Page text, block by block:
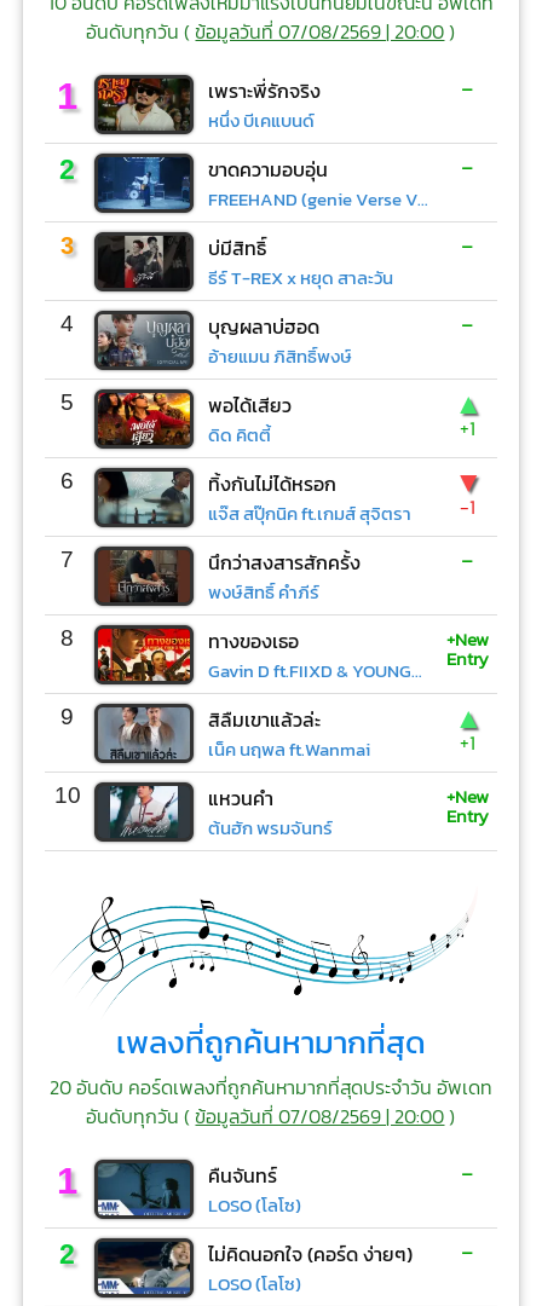
อันดับทุกวัน (ข้อมูลวันที่ 07/08/2569 | 20:00)
1 เพราะพี่รักจริง
หนึ่ง บีเคแบนด์
-
2 ขาดความอบอุ่น
FREEHAND (genie Verse Vol.1)
-
3 บ่มีสิทธิ์
ธีร์ T-REX x หยุด สาละวัน
-
4 บุญผลาบ่ฮอด
อ้ายแมน ภิสิทธิ์พงษ์
-
5 พอได้เสียว
ดิด คิตตี้
▲
+1
6 ทิ้งกันไม่ได้หรอก
แจ๊ส สปุ๊กนิค ft.เกมส์ สุจิตรา
▼
-1
7 นึกว่าสงสารสักครั้ง
พงษ์สิทธิ์ คำภีร์
-
8 ทางของเธอ
Gavin D ft.FIIXD & YOUNGOHM
+New
Entry
9 สิลืมเขาแล้วล่ะ
เน็ค นฤพล ft.Wanmai
▲
+1
10 แหวนคำ
ต้นฮัก พรมจันทร์
+New
Entry
เพลงที่ถูกค้นหามากที่สุด
20 อันดับ คอร์ดเพลงที่ถูกค้นหามากที่สุดประจำวัน อัพเดท
อันดับทุกวัน (ข้อมูลวันที่ 07/08/2569 | 20:00)
1 คืนจันทร์
LOSO (โลโซ)
-
2 ไม่คิดนอกใจ (คอร์ด ง่ายๆ)
LOSO (โลโซ)
-